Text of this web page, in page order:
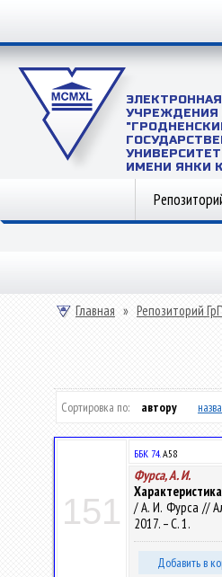
УЧРЕЖДЕНИЯ
УНИВЕРСИТЕТ
ИМЕНИ ЯНКИ
Главная » Репозиторий
Сортировка по: автору
151
ББК 74.А58
Фурса, А. И.
/ А. И. Фурса //
2017. – С. 1.
Добавить в